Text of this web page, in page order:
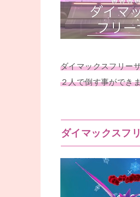
ダイマックスフリー
２人で倒す事ができ
ダイマックスフ